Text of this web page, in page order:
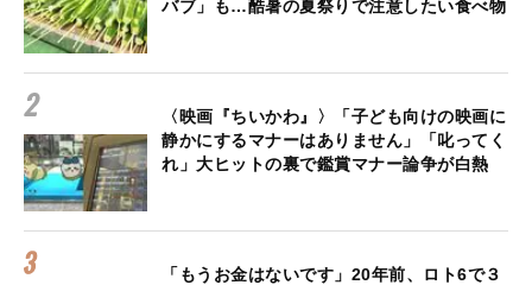
バブ」も…酷暑の夏祭りで注意したい食べ物
〈映画『ちいかわ』〉「子ども向けの映画に
静かにするマナーはありません」「叱ってく
れ」大ヒットの裏で鑑賞マナー論争が白熱
「もうお金はないです」20年前、ロト6で３